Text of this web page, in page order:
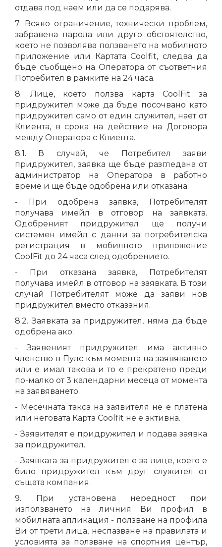
отдава под наем или да се подарява.
7. Всяко ограничение, технически проблем,
забравена парола или друго обстоятелство,
което не позволява ползването на мобилното
приложение или Картата Coolfit, следва да
бъде съобщено на Оператора от съответния
Потребител в рамките на 24 часа.
8. Лице, което ползва карта CoolFit за
придружител може да бъде посочвано като
придружител само от един служител, нает от
Клиента, в срока на действие на Договора
между Оператора с Клиента.
8.1. В случай, че Потребител заяви
придружител, заявка ще бъде разгледана от
администратор на Оператора в работно
време и ще бъде одобрена или отказана:
- При одобрена заявка, Потребителят
получава имейл в отговор на заявката.
Одобреният придружител ще получи
системен имейл с данни за потребителска
регистрация в мобилното приложение
CoolFit до 24 часа след одобрението.
- При отказана заявка, Потребителят
получава имейл в отговор на заявката. В този
случай Потребителят може да заяви нов
придружител вместо отказания.
8.2. Заявката за придружител, няма да бъде
одобрена ако:
- Заявеният придружител има активно
членство в Пулс към момента на заявяването
или е имал такова и то е прекратено преди
по-малко от 3 календарни месеца от момента
на заявяването.
- Месечната такса на заявителя не е платена
или неговата Карта Coolfit не е активна.
- Заявителят е придружител и подава заявка
за придружител.
- Заявката за придружител е за лице, което е
било придружител към друг служител от
същата компания.
9. При установена нередност при
използването на личния Ви профил в
мобилната апликация - ползване на профила
Ви от трети лица, неспазване на правилата и
условията за ползване на спортния център,